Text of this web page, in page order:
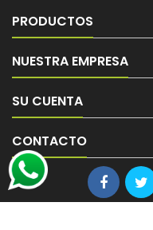
PRODUCTOS
NUESTRA EMPRESA
SU CUENTA
CONTACTO